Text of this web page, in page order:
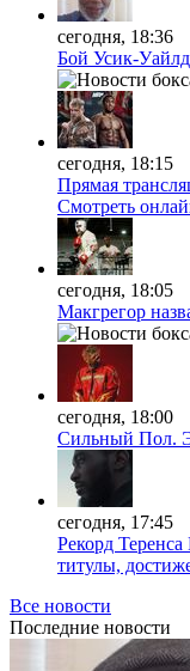
сегодня, 18:36
Бой Усик-
сегодня, 18:15
Прямая
Смотреть
сегодня, 18:05
Макгрегор
сегодня, 18:00
Сильный Пол.
сегодня, 17:45
Рекорд
титулы,
Все новости
Последние новости